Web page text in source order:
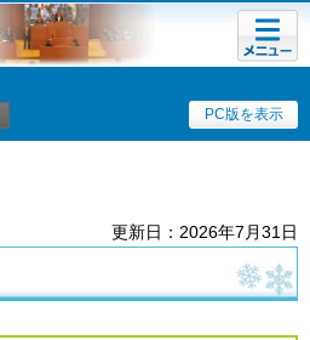
PC版を表示
メニュ
ー
更新日：2026年7月31日